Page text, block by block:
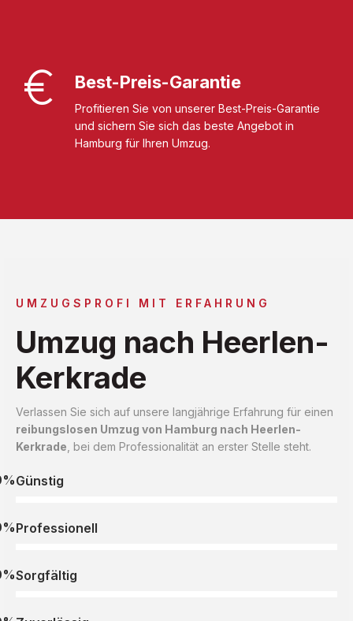
Best-Preis-Garantie
Profitieren Sie von unserer Best-Preis-Garantie
und sichern Sie sich das beste Angebot in
Hamburg für Ihren Umzug.
UMZUGSPROFI MIT ERFAHRUNG
Umzug nach Heerlen-
Kerkrade
Verlassen Sie sich auf unsere langjährige Erfahrung für einen
reibungslosen Umzug von Hamburg nach Heerlen-
Kerkrade , bei dem Professionalität an erster Stelle steht.
Günstig
Professionell
Sorgfältig